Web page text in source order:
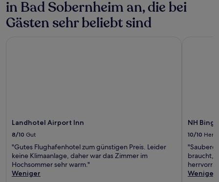
in Bad Sobernheim an, die bei
Gästen sehr beliebt sind
Landhotel Airport Inn
8/10 Gut
"Gutes Flughafenhotel zum günstigen Preis. Leider
keine Klimaanlage, daher war das Zimmer im
Hochsommer sehr warm."
Weniger
NH
10/10
braucht,
Weniger